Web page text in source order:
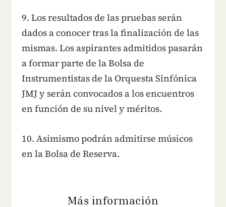
9. Los resultados de las pruebas serán
dados a conocer tras la finalización de las
mismas. Los aspirantes admitidos pasarán
a formar parte de la Bolsa de
Instrumentistas de la Orquesta Sinfónica
JMJ y serán convocados a los encuentros
en función de su nivel y méritos.
10. Asimismo podrán admitirse músicos
en la Bolsa de Reserva.
Más información